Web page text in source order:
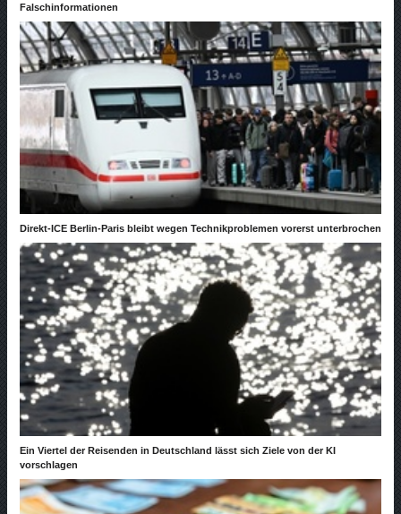
Falschinformationen
Direkt-ICE Berlin-Paris bleibt wegen Technikproblemen vorerst unterbrochen
Ein Viertel der Reisenden in Deutschland lässt sich Ziele von der KI
vorschlagen